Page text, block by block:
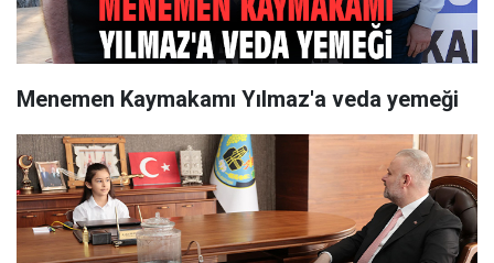
Menemen Kaymakamı Yılmaz'a veda yemeği